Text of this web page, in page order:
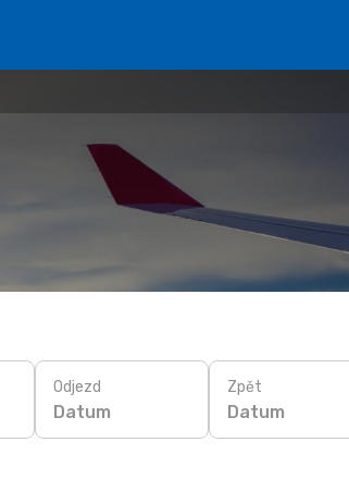
Odjezd
Datum
Zpět
Datum